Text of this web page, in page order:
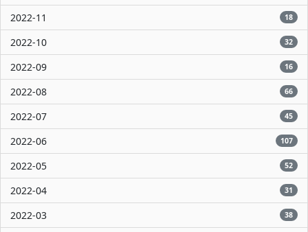
2022-11 18
2022-10 32
2022-09 16
2022-08 66
2022-07 45
2022-06 107
2022-05 52
2022-04 31
2022-03 38